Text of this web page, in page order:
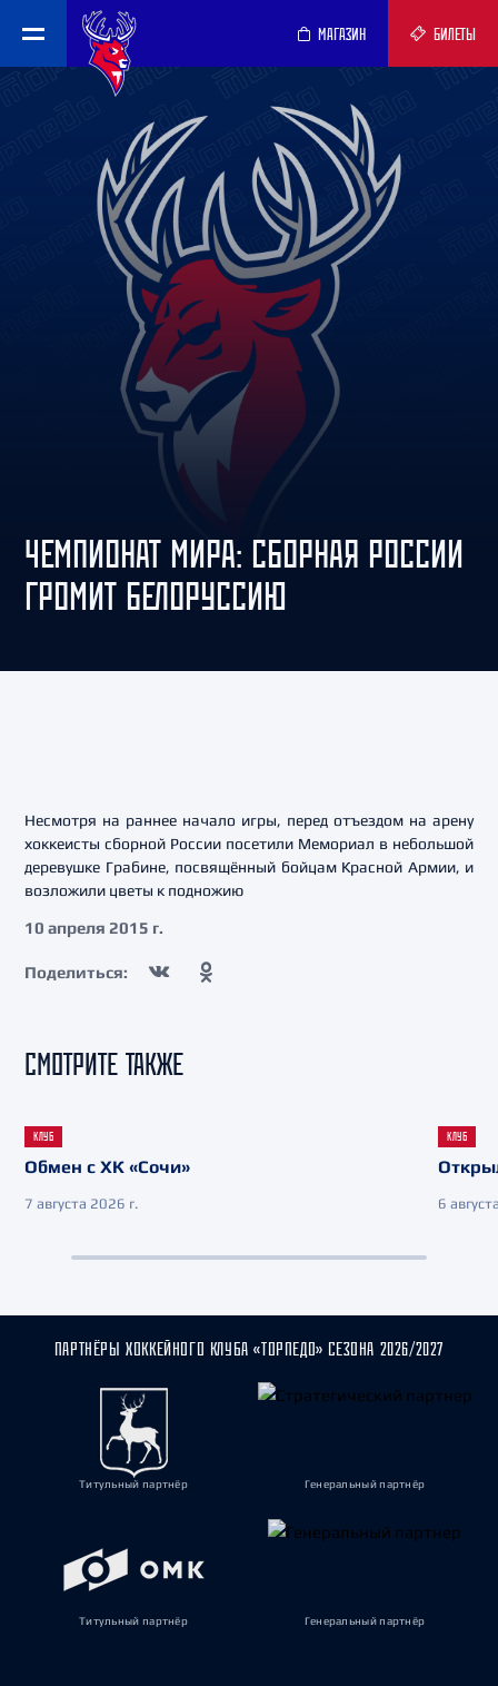
МАГАЗИН БИЛЕТЫ
ЧЕМПИОНАТ МИРА: СБОРНАЯ РОССИИ
ГРОМИТ БЕЛОРУССИЮ
Несмотря на раннее начало игры, перед отъездом на арену
хоккеисты сборной России посетили Мемориал в небольшой
деревушке Грабине, посвящённый бойцам Красной Армии, и
возложили цветы к подножию
10 апреля 2015 г.
Поделиться:
СМОТРИТЕ ТАКЖЕ
КЛУБ
Обмен с ХК «Сочи»
7 августа 2026 г.
КЛУБ
6
ПАРТНЁРЫ ХОККЕЙНОГО КЛУБА «ТОРПЕДО» СЕЗОНА 2026/2027
Титульный партнёр Генеральный партнёр
Титульный партнёр Генеральный партнёр